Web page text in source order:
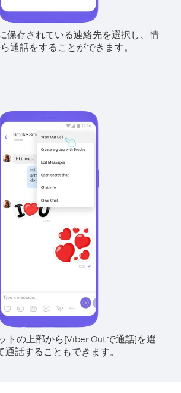
保存されている連絡先を選択し、情
通話をすることができます。
トの上部から[Viber Outで通話]を選
通話することもできます。